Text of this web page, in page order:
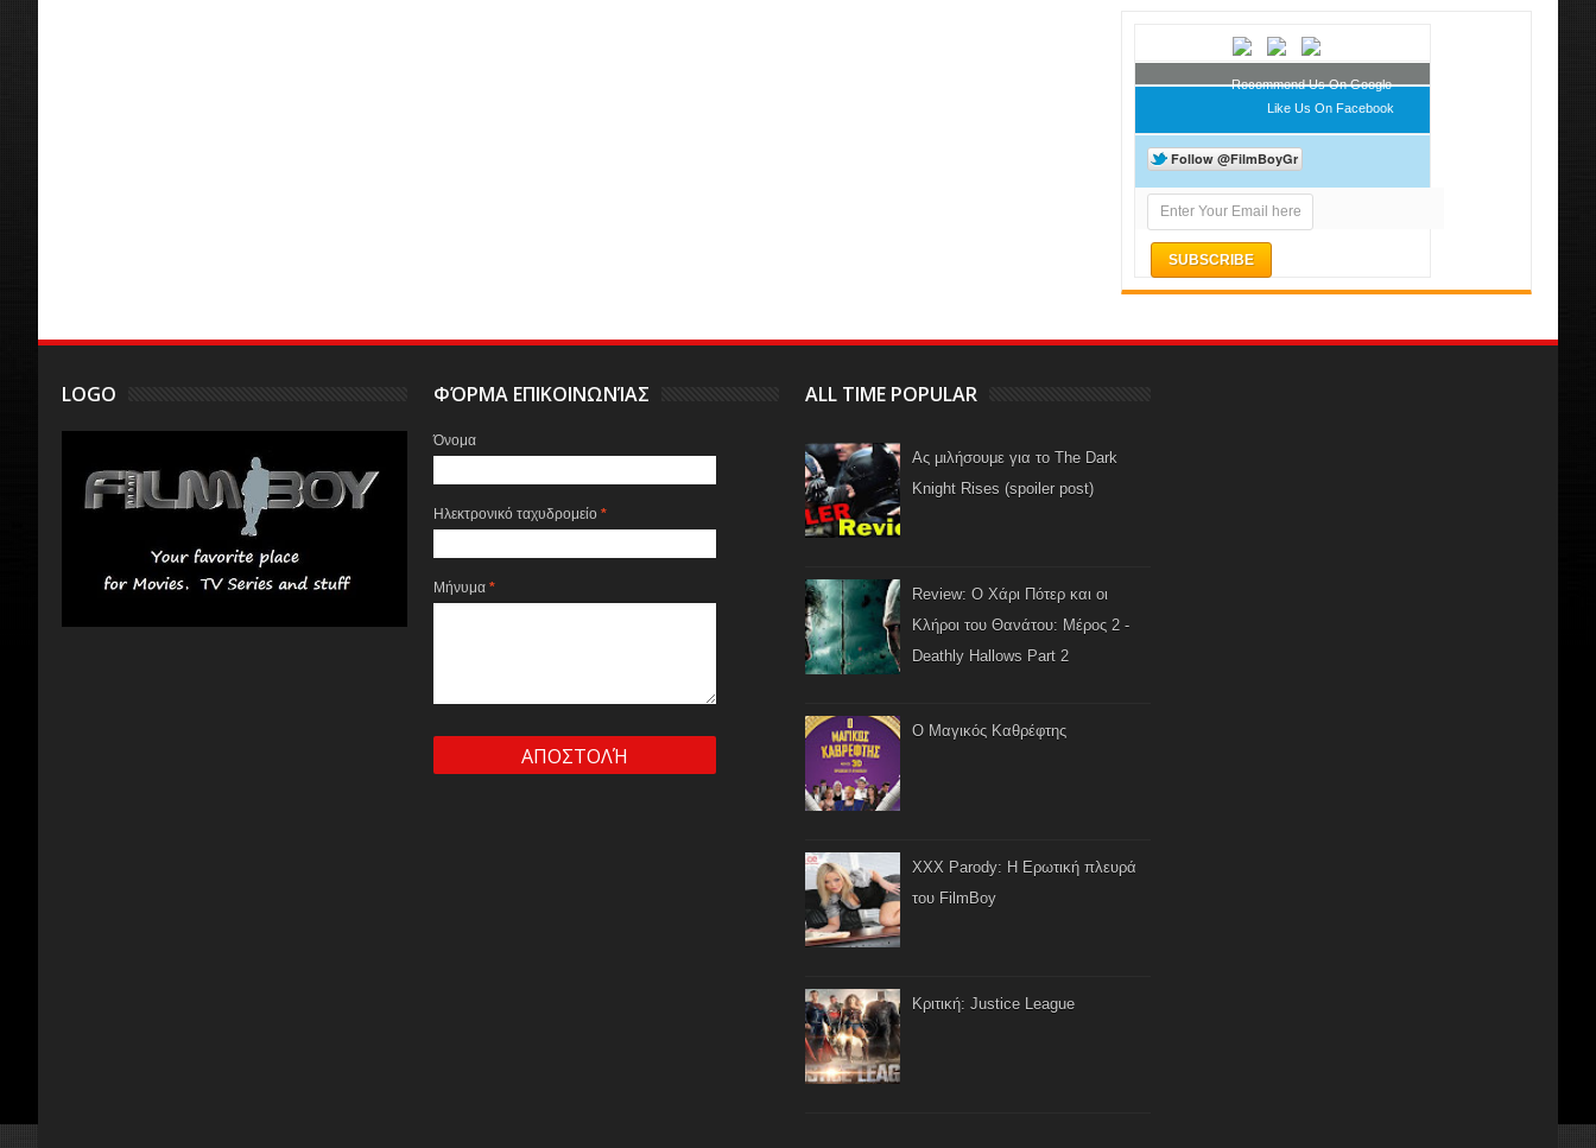
Recommend Us On Google
Like Us On Facebook
LOGO ΦΌΡΜΑ ΕΠΙΚΟΙΝΩΝΊΑΣ
Όνομα
Ηλεκτρονικό ταχυδρομείο*
Μήνυμα*
ALL TIME POPULAR
Ας μιλήσουμε για το The Dark
Knight Rises (spoiler post)
Review: Ο Χάρι Πότερ και οι
Κλήροι του Θανάτου: Μέρος 2 -
Deathly Hallows Part 2
Ο Μαγικός Καθρέφτης
XXX Parody: Η Ερωτική πλευρά
του FilmBoy
Κριτική: Justice League